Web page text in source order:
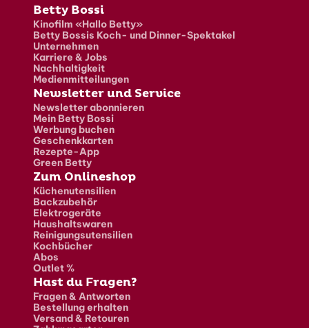
Fusszeile
Betty Bossi
Kinofilm «Hallo Betty»
Betty Bossis Koch- und Dinner-Spektakel
Unternehmen
Karriere & Jobs
Nachhaltigkeit
Medienmitteilungen
Newsletter und Service
Newsletter abonnieren
Mein Betty Bossi
Werbung buchen
Geschenkkarten
Rezepte-App
Green Betty
Zum Onlineshop
Küchenutensilien
Backzubehör
Elektrogeräte
Haushaltswaren
Reinigungsutensilien
Kochbücher
Abos
Outlet %
Hast du Fragen?
Fragen & Antworten
Bestellung erhalten
Versand & Retouren